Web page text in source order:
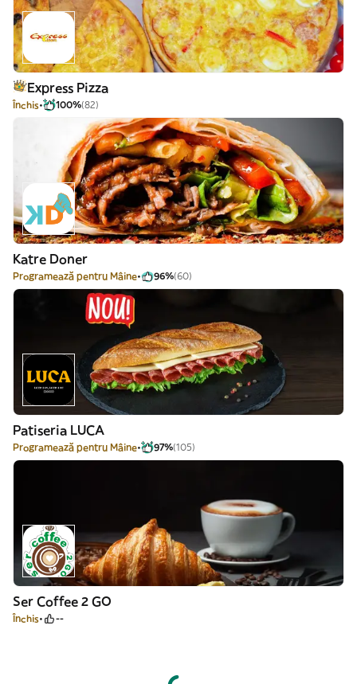
Express Pizza
Închis 100%(82)
Katre Doner
Programează pentru Mâine 96%(60)
Patiseria LUCA
Programează pentru Mâine 97%(105)
Ser Coffee 2 GO
Închis --